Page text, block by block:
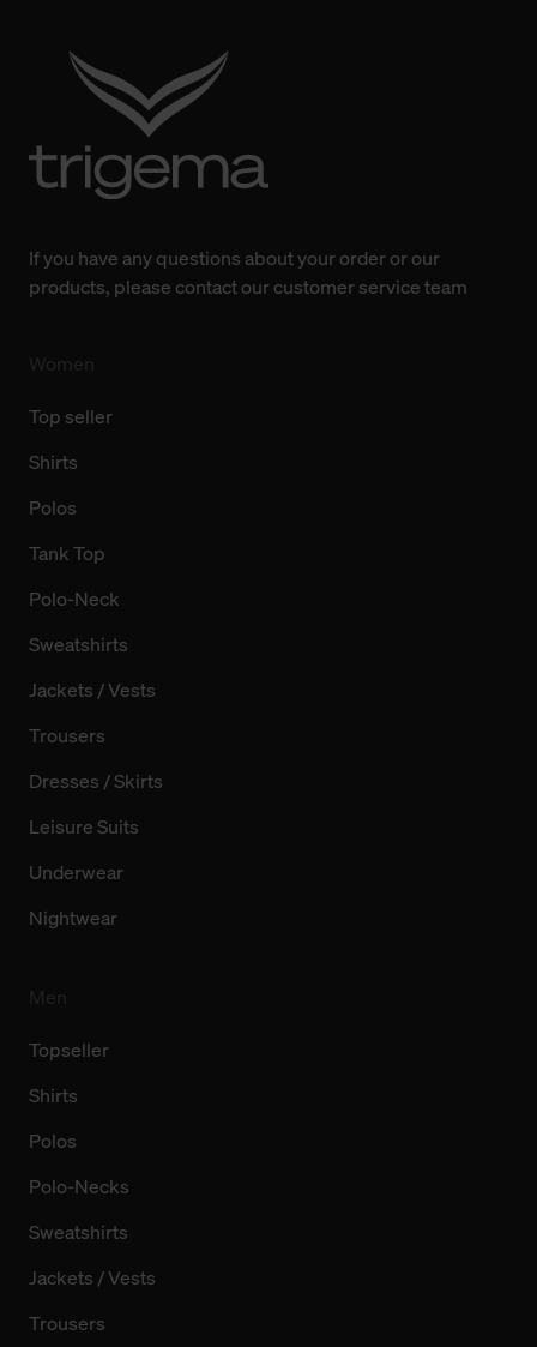
Weitere Informationen über Cookies und Web-
Technologien sowie die Nutzung Ihrer persönlichen Daten
finden Sie in unserer Datenschutzerklärung.
If you have any questions about your order or our
products, please contact our customer service team
Top seller
Shirts
Polos
Tank Top
Polo-Neck
Sweatshirts
Jackets / Vests
Trousers
Dresses / Skirts
Leisure Suits
Underwear
Nightwear
Topseller
Shirts
Polos
Polo-Necks
Sweatshirts
Jackets / Vests
Trousers